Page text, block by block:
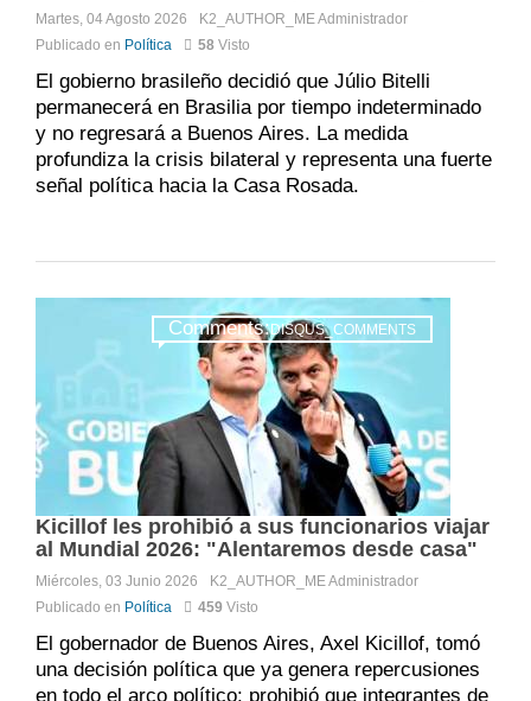
Martes, 04 Agosto 2026 K2_AUTHOR_MEAdministrador
Publicado en Política 58 Visto
El gobierno brasileño decidió que Júlio Bitelli
permanecerá en Brasilia por tiempo indeterminado
y no regresará a Buenos Aires. La medida
profundiza la crisis bilateral y representa una fuerte
señal política hacia la Casa Rosada.
Comments:DISQUS_COMMENTS
Kicillof les prohibió a sus funcionarios viajar
al Mundial 2026: "Alentaremos desde casa"
Miércoles, 03 Junio 2026 K2_AUTHOR_MEAdministrador
Publicado en Política 459 Visto
El gobernador de Buenos Aires, Axel Kicillof, tomó
una decisión política que ya genera repercusiones
en todo el arco político: prohibió que integrantes de